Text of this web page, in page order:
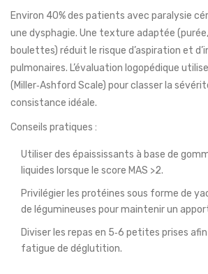
Environ 40% des patients avec paralysie
une dysphagie. Une texture adaptée
boulettes) réduit le risque d’aspiration et
pulmonaires. L’évaluation logopédique utilise
(Miller‑Ashford Scale) pour classer la
consistance idéale.
Conseils pratiques :
Utiliser des épaississants à base de
liquides lorsque le score MAS >2.
Privilégier les protéines sous forme de
de légumineuses pour maintenir un
Diviser les repas en 5‑6 petites prises
fatigue de déglutition.